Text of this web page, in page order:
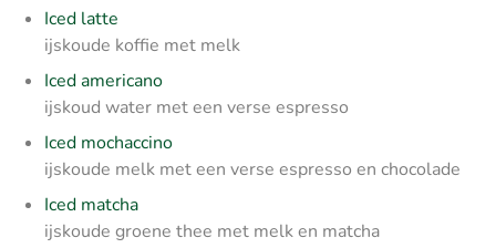
Iced latte
ijskoude koffie met melk
Iced americano
ijskoud water met een verse espresso
Iced mochaccino
ijskoude melk met een verse espresso en chocolade
Iced matcha
ijskoude groene thee met melk en matcha